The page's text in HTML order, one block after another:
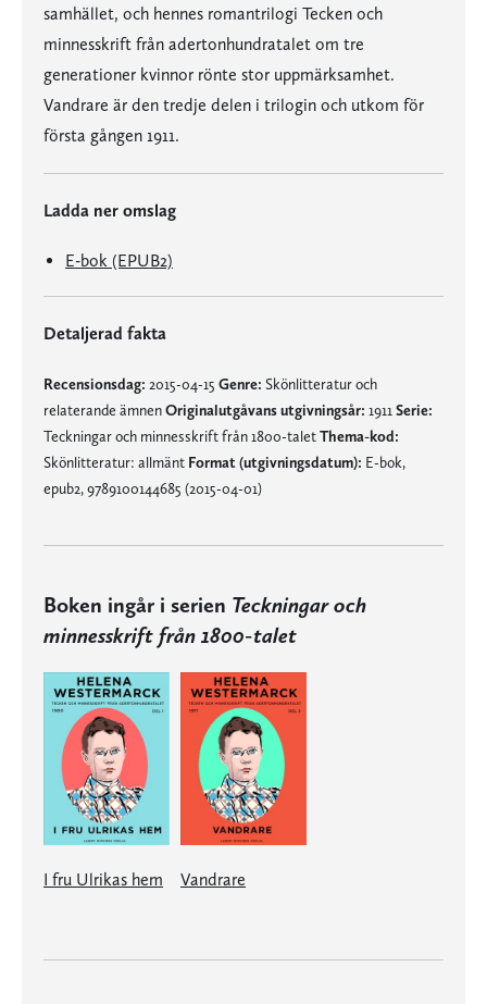
samhället, och hennes romantrilogi Tecken och
minnesskrift från adertonhundratalet om tre
generationer kvinnor rönte stor uppmärksamhet.
Vandrare är den tredje delen i trilogin och utkom för
första gången 1911.
Ladda ner omslag
E-bok (EPUB2)
Detaljerad fakta
Recensionsdag: 2015-04-15 Genre: Skönlitteratur och
relaterande ämnenOriginalutgåvans utgivningsår: 1911 Serie:
Teckningar och minnesskrift från 1800-taletThema-kod:
Skönlitteratur: allmänt Format (utgivningsdatum): E-bok,
epub2, 9789100144685 (2015-04-01)
Boken ingår i serien Teckningar och
minnesskrift från 1800-talet
I fru Ulrikas hem Vandrare